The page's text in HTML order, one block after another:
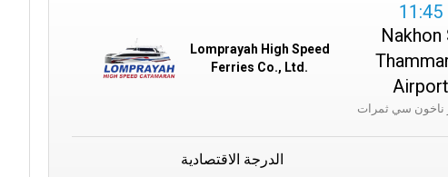
Lomprayah High Speed
Ferries Co., Ltd.
11:45
Nakhon
Airport
الدرجة الاقتصادية